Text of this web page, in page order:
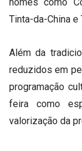
Tinta-da-China e
Além da
reduzidos em
programação
feira como
valorização da